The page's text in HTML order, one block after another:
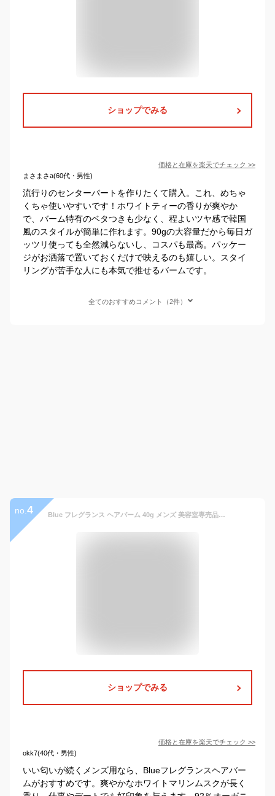
ショップでみる
価格と在庫を楽天でチェック >>
まさまさa(60代・男性)
流行りのセンターパートを作りたくて購入。これ、めちゃ
くちゃ使いやすいです！ホワイトティーの香りが爽やか
で、バーム特有のベタつきも少なく、程よいツヤ感で韓国
風のスタイルが簡単に作れます。90gの大容量だから毎日ガ
ッツリ使っても全然減らないし、コスパも最高。パッケー
ジがお洒落で置いておくだけで映えるのも嬉しい。スタイ
リングが苦手な人にも本気で推せるバームです。
全てのおすすめコメント（2件）
no. 4 Blue フレグランス ヘアバーム 40g メンズ 美容室専売品 オーガニック いい香り ホワイトマリンムスクの香り ユニセックス バーム ヘアワックス スタイリング ワックス 整髪料
ショップでみる
価格と在庫を楽天でチェック >>
okk7(40代・男性)
いい匂いが続くメンズ用なら、Blueフレグランスヘアバー
ムがおすすめです。爽やかなホワイトマリンムスクが長く